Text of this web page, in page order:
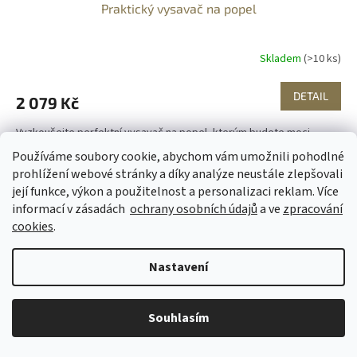
Používáme soubory cookie, abychom vám umožnili pohodlné
prohlížení webové stránky a díky analýze neustále zlepšovali
její funkce, výkon a použitelnost a personalizaci reklam. Více
informací v zásadách ochrany osobních údajůa ve zpracování
cookies.
Nastavení
Souhlasím
Praktický vysavač na popel
Skladem (>10 ks)
2 079 Kč DETAIL
Vyzkoušejte perfektní vysavač na popel, kterým budete moci
vyčistit váš krb od studeného, ale i horkého popela. Jeho využití je
univerzální díky praktickým funkcím a...